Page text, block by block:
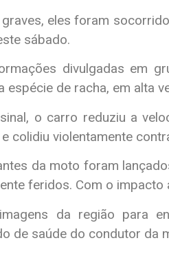
eles foram
sábado.
divulgadas em
espécie de racha, em alta
o carro reduziu a
colidiu violentamente
da moto foram
feridos. Com o
da região para
de saúde do condutor da